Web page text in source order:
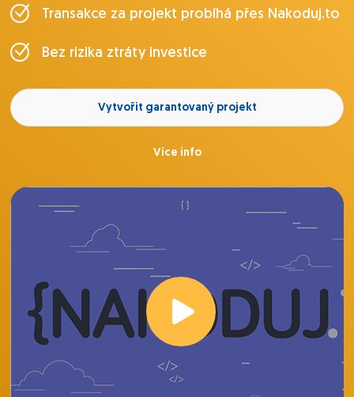
Transakce za projekt probíhá přes Nakoduj.to
Bez rizika ztráty investice
Vytvořit garantovaný projekt
Více info